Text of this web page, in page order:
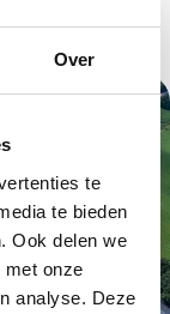
Over
te
te bieden
Ook delen we
met onze
analyse. Deze